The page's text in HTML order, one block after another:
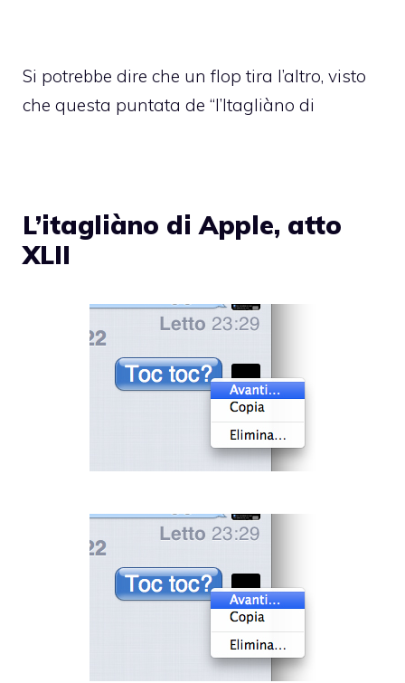
Si potrebbe dire che un flop tira l’altro, visto
che questa puntata de “l’Itagliàno di
L’itagliàno di Apple, atto
XLII